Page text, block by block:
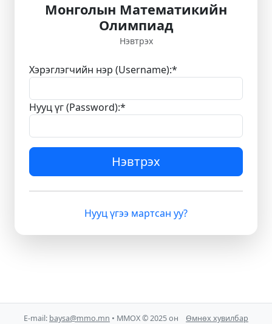
Монголын Математикийн
Олимпиад
Нэвтрэх
Хэрэглэгчийн нэр (Username):*
Нууц үг (Password):*
Нэвтрэх
Нууц үгээ мартсан уу?
E-mail: baysa@mmo.mn • ММОХ © 2025 он Өмнөх хувилбар